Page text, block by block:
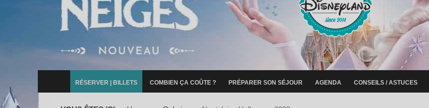
RÉSERVER | BILLETS COMBIEN ÇA COÛTE ? PRÉPARER SON SÉJOUR AGENDA CONSEILS / ASTUCES